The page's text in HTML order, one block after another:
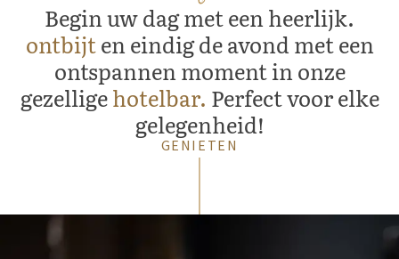
Begin uw dag met een heerlijk.
ontbijten eindig de avond met een
ontspannen moment in onze
gezelligehotelbar. Perfect voor elke
gelegenheid!
GENIETEN